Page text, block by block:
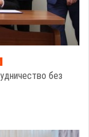
без